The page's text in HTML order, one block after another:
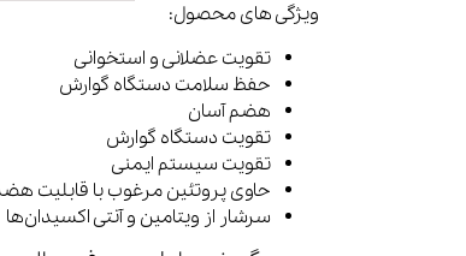
ویژگی های محصول:
تقویت عضلانی و استخوانی
حفظ سلامت دستگاه گوارش
هضم آسان
تقویت دستگاه گوارش
تقویت سیستم ایمنی
حاوی پروتئین مرغوب با قابلیت
سرشار از ویتامین و آنتی